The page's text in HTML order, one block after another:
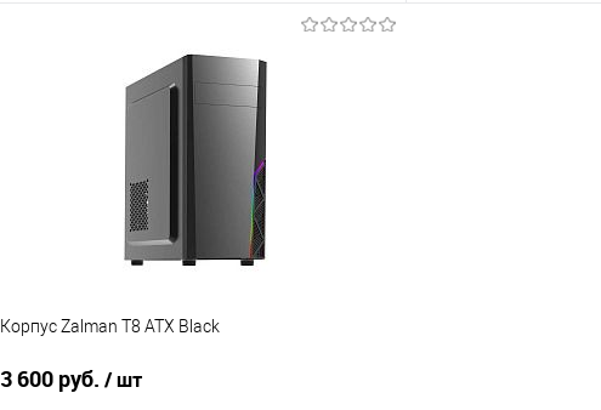
В корзину
Сравнение
В наличии
Корпус Zalman T8 ATX Black
3 600 руб. / шт